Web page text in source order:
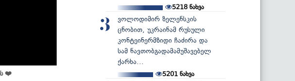
❤️
5218 ნახვა
3
ვოლოდიმირ ზელენსკის
ცნობით, უკრაინამ რუსული
კონტეინერმზიდი ჩაძირა და
სამ ნავთობგადამამუშავებელ
ქარხა...
5201ნახვა